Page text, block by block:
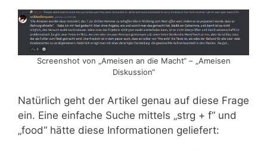
Screenshot von „Ameisen an die Macht“ – „Ameisen
Diskussion“
Natürlich geht der Artikel genau auf diese Frage
ein. Eine einfache Suche mittels „strg + f“ und
„food“ hätte diese Informationen geliefert: